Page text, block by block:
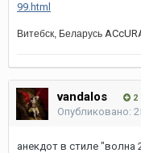
99.html
Витебск, Беларусь
vandalos 2
Опубликовано:
анекдот в стиле "волна